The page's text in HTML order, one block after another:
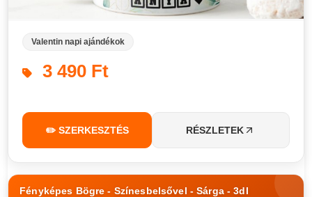
Valentin napi ajándékok
3 490 Ft
✏️ SZERKESZTÉS RÉSZLETEK
Fényképes Bögre - Színesbelsővel - Sárga - 3dl